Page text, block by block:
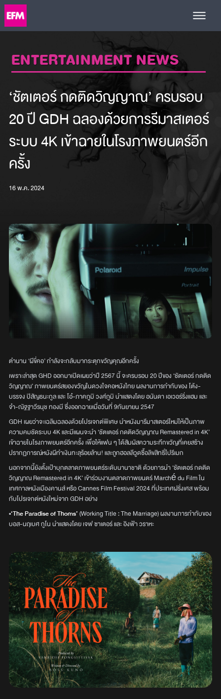
ENTERTAINMENT NEWS
‘ชัตเตอร์ กดติดวิญญาณ’ ครบรอบ
20 ปี GDH ฉลองด้วยการรีมาสเตอร์
ระบบ 4K เข้าฉายในโรงภาพยนตร์อีก
ครั้ง
16 พ.ค. 2024
ตำนาน ‘ผีขี่คอ’ กำลังจะกลับมากระตุกขวัญคุณอีกครั้ง
เพราะล่าสุด GHD ออกมาเปิดเผยว่าปี 2567 นี้ จะครบรอบ 20 ปีของ ‘ชัตเตอร์ กดติด
วิญญาณ’ ภาพยนตร์สยองขวัญในดวงใจคอหนังไทย ผลงานการกำกับของ โต้ง-
บรรจง ปิสัญธนะกูล และ โอ๋-ภาคภูมิ วงศ์ภูมิ นำแสดงโดย อนันดา เอเวอร์ริ่งแฮม และ
จ๋า-ณัฐฐาวีรนุช ทองมี ซึ่งออกฉายเมื่อวันที่ 9กันยายน 2547
GDH เผยว่าจะเฉลิมฉลองด้วยโปรเจกต์พิเศษ นำหนังมารีมาสเตอร์ใหม่ให้เป็นภาพ
ความคมชัดระบบ 4K และมีแผนจะนำ ‘ชัตเตอร์ กดติดวิญญาณ Remastered in 4K’
เข้าฉายในโรงภาพยนตร์อีกครั้ง เพื่อให้แฟน ๆ ได้สัมผัสความระทึกขวัญที่เคยสร้าง
ปรากฏการณ์หนังผีทำเงินทะลุร้อยล้าน! และถูกฮอลลีวูดซื้อลิขสิทธิ์ไปรีเมก
นอกจากนี้ยังตั้งเป้าบุกตลาดภาพยนตร์ระดับนานาชาติ ด้วยการนำ ‘ชัตเตอร์ กดติด
วิญญาณ Remastered in 4K’ เข้าร่วมงานตลาดภาพยนตร์ Marché du Film ใน
เทศกาลหนังเมืองคานส์ หรือ Cannes Film Festival 2024 ที่ประเทศฝรั่งเศส พร้อม
กับโปรเจกต์หนังใหม่จาก GDH อย่าง
•‘The Paradise of Thorns’(Working Title : The Marriage) ผลงานการกำกับของ
บอส-นฤเบศ กูโน นำแสดงโดย เจฟ ซาเตอร์ และ อิงฟ้า วราหะ